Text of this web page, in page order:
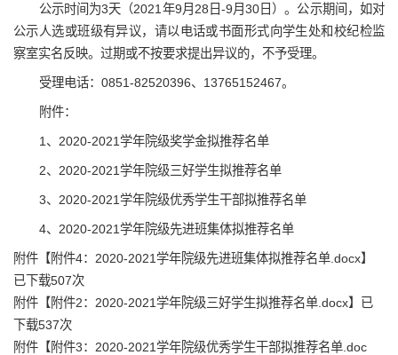
公示时间为3天（2021年9月28日-9月30日）。公示期间，如对
公示人选或班级有异议，请以电话或书面形式向学生处和校纪检监
察室实名反映。过期或不按要求提出异议的，不予受理。
受理电话：0851-82520396、13765152467。
附件：
1、2020-2021学年院级奖学金拟推荐名单
2、2020-2021学年院级三好学生拟推荐名单
3、2020-2021学年院级优秀学生干部拟推荐名单
4、2020-2021学年院级先进班集体拟推荐名单
附件【附件4：2020-2021学年院级先进班集体拟推荐名单.docx】
已下载507次
附件【附件2：2020-2021学年院级三好学生拟推荐名单.docx】已
下载537次
附件【附件3：2020-2021学年院级优秀学生干部拟推荐名单.doc